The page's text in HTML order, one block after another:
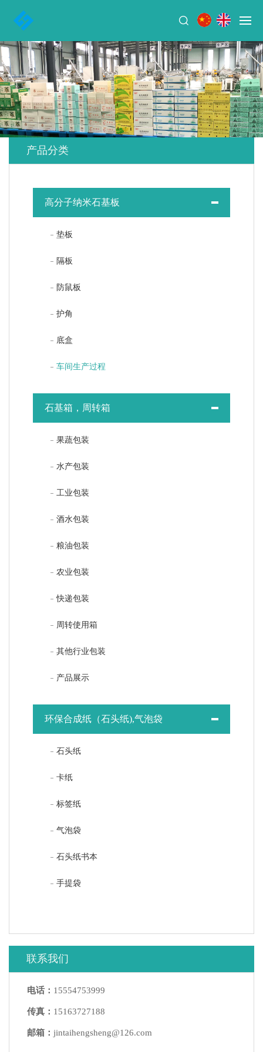
产品分类
高分子纳米石基板
垫板
隔板
防鼠板
护角
底盒
车间生产过程
石基箱，周转箱
果蔬包装
水产包装
工业包装
酒水包装
粮油包装
农业包装
快递包装
周转使用箱
其他行业包装
产品展示
环保合成纸（石头纸),气泡袋
石头纸
卡纸
标签纸
气泡袋
石头纸书本
手提袋
联系我们
电话： 15554753999
传真： 15163727188
邮箱： jintaihengsheng@126.com